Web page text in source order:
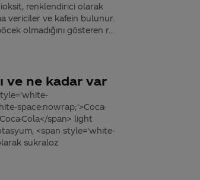
renklendirici olarak
vericiler ve kafein bulunur.
olmadığını gösteren r...
ve ne kadar var
space:nowrap;'>Coca-
Cola</span> light
<span style='white-
sukraloz